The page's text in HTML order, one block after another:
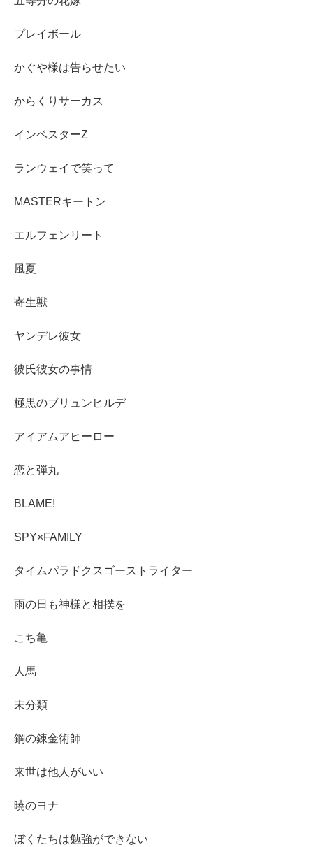
プレイボール
かぐや様は告らせたい
からくりサーカス
インベスターZ
ランウェイで笑って
MASTERキートン
エルフェンリート
風夏
寄生獣
ヤンデレ彼女
彼氏彼女の事情
極黒のブリュンヒルデ
アイアムアヒーロー
恋と弾丸
BLAME!
SPY×FAMILY
タイムパラドクスゴーストライター
雨の日も神様と相撲を
こち亀
人馬
未分類
鋼の錬金術師
来世は他人がいい
暁のヨナ
ぼくたちは勉強ができない